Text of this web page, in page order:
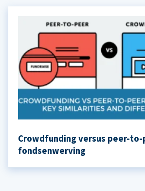
Crowdfunding versus peer-
fondsenwerving